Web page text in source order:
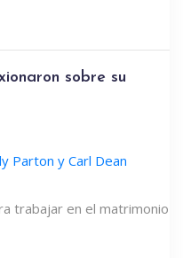
sobre su
Parton y Carl Dean
trabajar en el matrimonio